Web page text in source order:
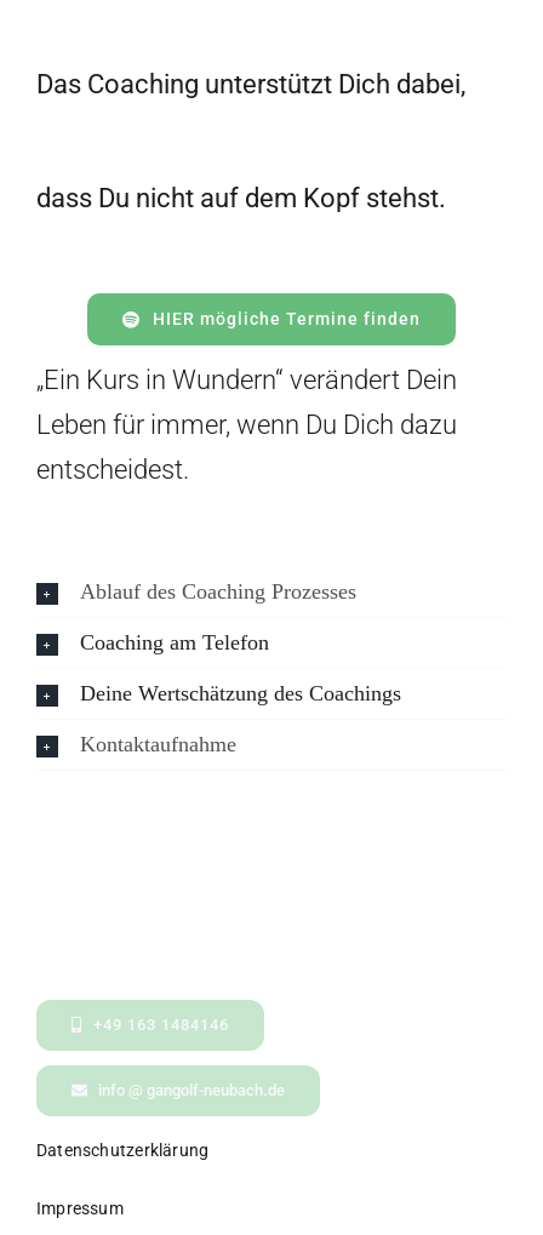
Das Coaching unterstützt Dich dabei,
dass Du nicht auf dem Kopf stehst.
HIER mögliche Termine finden
„Ein Kurs in Wundern“ verändert Dein
Leben für immer, wenn Du Dich dazu
entscheidest.
Ablauf des Coaching Prozesses
Coaching am Telefon
Deine Wertschätzung des Coachings
Kontaktaufnahme
+49 163 1484146
info @ gangolf-neubach.de
Datenschutzerklärung
Impressum